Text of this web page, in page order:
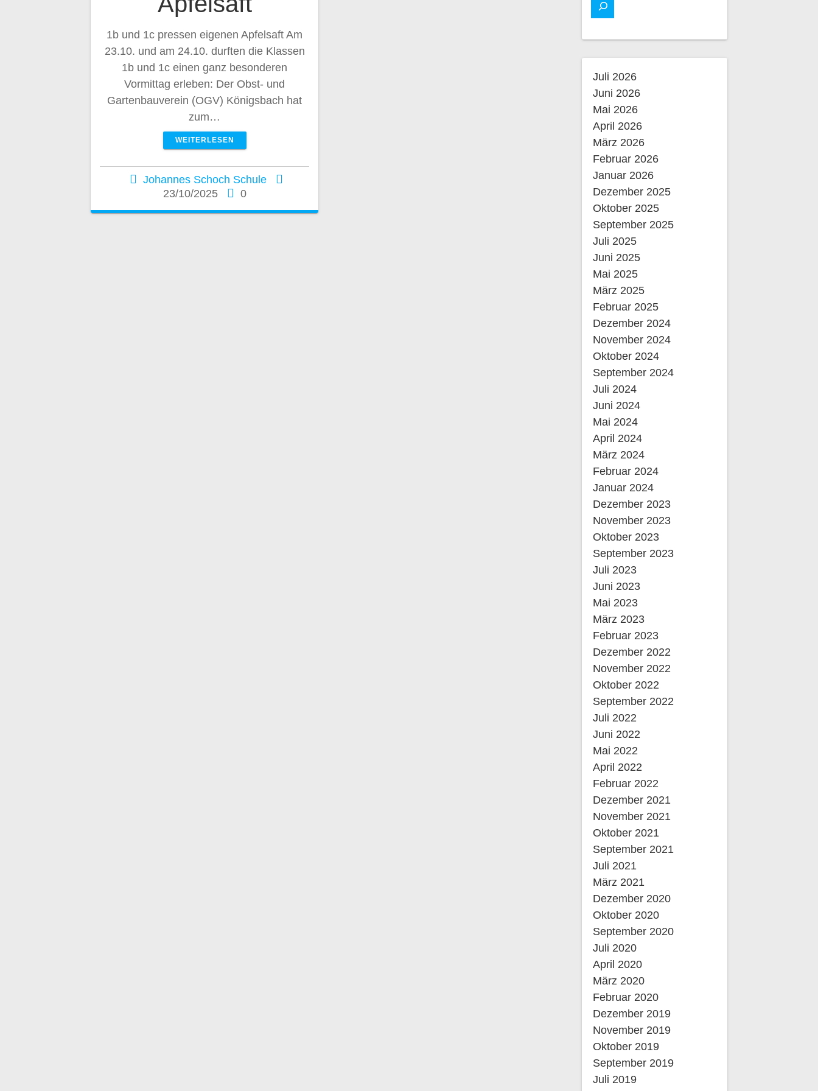
1b und 1c pressen eigenen Apfelsaft Am
23.10. und am 24.10. durften die Klassen
1b und 1c einen ganz besonderen
Vormittag erleben: Der Obst- und
Gartenbauverein (OGV) Königsbach hat
zum…
WEITERLESEN
Johannes Schoch Schule
23/10/2025
0
Juli 2026
Juni 2026
Mai 2026
April 2026
März 2026
Februar 2026
Januar 2026
Dezember 2025
Oktober 2025
September 2025
Juli 2025
Juni 2025
Mai 2025
März 2025
Februar 2025
Dezember 2024
November 2024
Oktober 2024
September 2024
Juli 2024
Juni 2024
Mai 2024
April 2024
März 2024
Februar 2024
Januar 2024
Dezember 2023
November 2023
Oktober 2023
September 2023
Juli 2023
Juni 2023
Mai 2023
März 2023
Februar 2023
Dezember 2022
November 2022
Oktober 2022
September 2022
Juli 2022
Juni 2022
Mai 2022
April 2022
Februar 2022
Dezember 2021
November 2021
Oktober 2021
September 2021
Juli 2021
März 2021
Dezember 2020
Oktober 2020
September 2020
Juli 2020
April 2020
März 2020
Februar 2020
Dezember 2019
November 2019
Oktober 2019
September 2019
Juli 2019